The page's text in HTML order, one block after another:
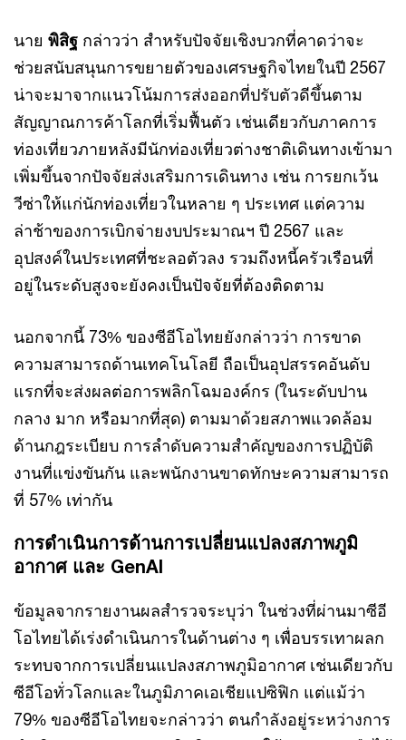
นาย พิสิฐ กล่าวว่า สำหรับปัจจัยเชิงบวกที่คาดว่าจะ
ช่วยสนับสนุนการขยายตัวของเศรษฐกิจไทยในปี 2567
น่าจะมาจากแนวโน้มการส่งออกที่ปรับตัวดีขึ้นตาม
สัญญาณการค้าโลกที่เริ่มฟื้นตัว เช่นเดียวกับภาคการ
ท่องเที่ยวภายหลังมีนักท่องเที่ยวต่างชาติเดินทางเข้ามา
เพิ่มขึ้นจากปัจจัยส่งเสริมการเดินทาง เช่น การยกเว้น
วีซ่าให้แก่นักท่องเที่ยวในหลาย ๆ ประเทศ แต่ความ
ล่าช้าของการเบิกจ่ายงบประมาณฯ ปี 2567 และ
อุปสงค์ในประเทศที่ชะลอตัวลง รวมถึงหนี้ครัวเรือนที่
อยู่ในระดับสูงจะยังคงเป็นปัจจัยที่ต้องติดตาม
นอกจากนี้ 73% ของซีอีโอไทยยังกล่าวว่า การขาด
ความสามารถด้านเทคโนโลยี ถือเป็นอุปสรรคอันดับ
แรกที่จะส่งผลต่อการพลิกโฉมองค์กร (ในระดับปาน
กลาง มาก หรือมากที่สุด) ตามมาด้วยสภาพแวดล้อม
ด้านกฎระเบียบ การลำดับความสำคัญของการปฏิบัติ
งานที่แข่งขันกัน และพนักงานขาดทักษะความสามารถ
ที่ 57% เท่ากัน
การดำเนินการด้านการเปลี่ยนแปลงสภาพภูมิ
อากาศ และ GenAI
ข้อมูลจากรายงานผลสำรวจระบุว่า ในช่วงที่ผ่านมาซีอี
โอไทยได้เร่งดำเนินการในด้านต่าง ๆ เพื่อบรรเทาผลก
ระทบจากการเปลี่ยนแปลงสภาพภูมิอากาศ เช่นเดียวกับ
ซีอีโอทั่วโลกและในภูมิภาคเอเชียแปซิฟิก แต่แม้ว่า
79% ของซีอีโอไทยจะกล่าวว่า ตนกำลังอยู่ระหว่างการ